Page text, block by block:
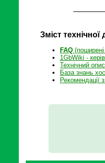
Зміст технічної
FAQ
1GbWiki -
Технічний
База знань
Рекомендації